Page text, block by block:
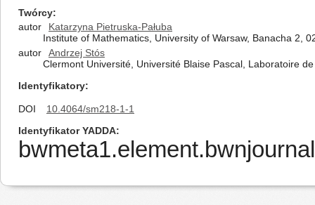
Twórcy
autor
Katarzyna Pietruska-Pałuba
Institute of Mathematics, University of Warsaw, Banacha 2,
autor
Andrzej Stós
Clermont Université, Université Blaise Pascal, Laboratoire
Identyfikatory
DOI
10.4064/sm218-1-1
Identyfikator YADDA